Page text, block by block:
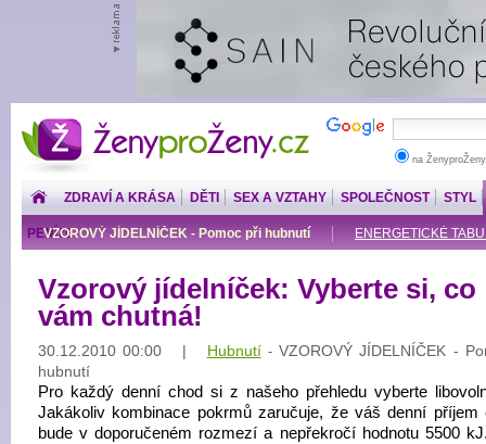
ŽenyproŽeny.cz
na
ZDRAVÍ A KRÁSA DĚTI SEX A VZTAHY SPOLEČNOST STYL
VZOROVÝ JÍDELNÍČEK - Pomoc při hubnutí ENERGETICKÉ
PENÍZE
Vzorový jídelníček: Vyberte si, co
vám chutná!
30.12.2010 00:00 | Hubnutí-VZOROVÝ JÍDELNÍČEK -
hubnutí
Pro každý denní chod si z našeho přehledu vyberte
Jakákoliv kombinace pokrmů zaručuje, že váš denní příjem
bude v doporučeném rozmezí a nepřekročí hodnotu 5500